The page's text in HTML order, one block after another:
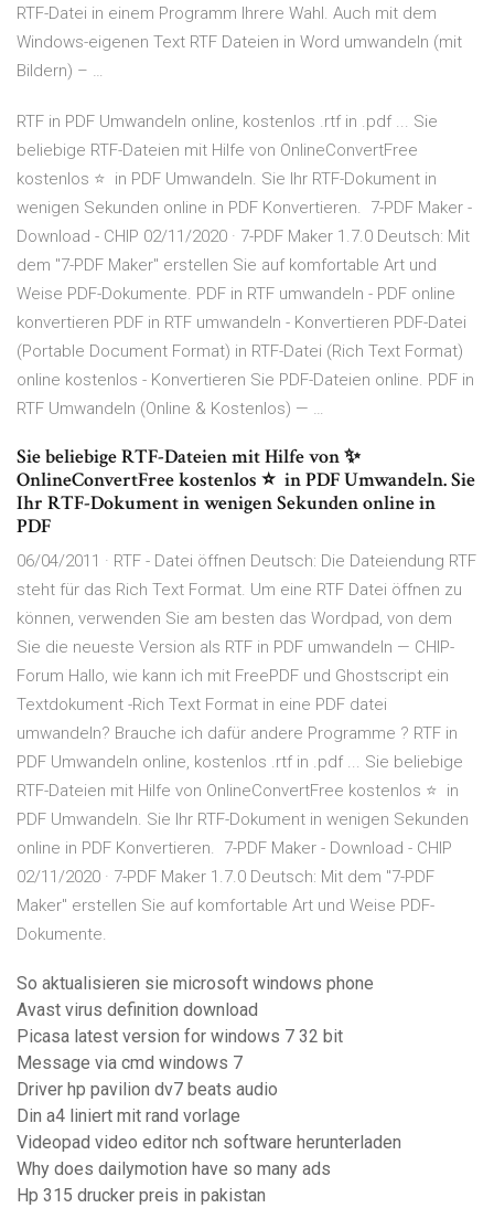
RTF-Datei in einem Programm Ihrere Wahl. Auch mit dem
Windows-eigenen Text RTF Dateien in Word umwandeln (mit
Bildern) – …
RTF in PDF Umwandeln online, kostenlos .rtf in .pdf ... Sie
beliebige RTF-Dateien mit Hilfe von OnlineConvertFree
kostenlos ⭐ ️ in PDF Umwandeln. Sie Ihr RTF-Dokument in
wenigen Sekunden online in PDF Konvertieren. ️ 7-PDF Maker -
Download - CHIP 02/11/2020 · 7-PDF Maker 1.7.0 Deutsch: Mit
dem "7-PDF Maker" erstellen Sie auf komfortable Art und
Weise PDF-Dokumente. PDF in RTF umwandeln - PDF online
konvertieren PDF in RTF umwandeln - Konvertieren PDF-Datei
(Portable Document Format) in RTF-Datei (Rich Text Format)
online kostenlos - Konvertieren Sie PDF-Dateien online. PDF in
RTF Umwandeln (Online & Kostenlos) — …
Sie beliebige RTF-Dateien mit Hilfe von ✨
OnlineConvertFree kostenlos ⭐ ️ in PDF Umwandeln. Sie
Ihr RTF-Dokument in wenigen Sekunden online in
PDF
06/04/2011 · RTF - Datei öffnen Deutsch: Die Dateiendung RTF
steht für das Rich Text Format. Um eine RTF Datei öffnen zu
können, verwenden Sie am besten das Wordpad, von dem
Sie die neueste Version als RTF in PDF umwandeln — CHIP-
Forum Hallo, wie kann ich mit FreePDF und Ghostscript ein
Textdokument -Rich Text Format in eine PDF datei
umwandeln? Brauche ich dafür andere Programme ? RTF in
PDF Umwandeln online, kostenlos .rtf in .pdf ... Sie beliebige
RTF-Dateien mit Hilfe von OnlineConvertFree kostenlos ⭐ ️ in
PDF Umwandeln. Sie Ihr RTF-Dokument in wenigen Sekunden
online in PDF Konvertieren. ️ 7-PDF Maker - Download - CHIP
02/11/2020 · 7-PDF Maker 1.7.0 Deutsch: Mit dem "7-PDF
Maker" erstellen Sie auf komfortable Art und Weise PDF-
Dokumente.
So aktualisieren sie microsoft windows phone
Avast virus definition download
Picasa latest version for windows 7 32 bit
Message via cmd windows 7
Driver hp pavilion dv7 beats audio
Din a4 liniert mit rand vorlage
Videopad video editor nch software herunterladen
Why does dailymotion have so many ads
Hp 315 drucker preis in pakistan